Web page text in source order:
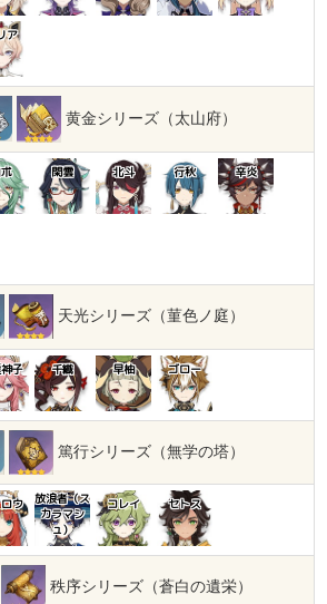
ア
黄金シリーズ（太山府）
閑雲 北斗 行秋 辛炎
天光シリーズ（菫色ノ庭）
子 千織 早柚 ゴロー
篤行シリーズ（無学の塔）
ウ
放浪者（ス
カラマシ
ュ）
コレイ セトス
秩序シリーズ（蒼白の遺栄）